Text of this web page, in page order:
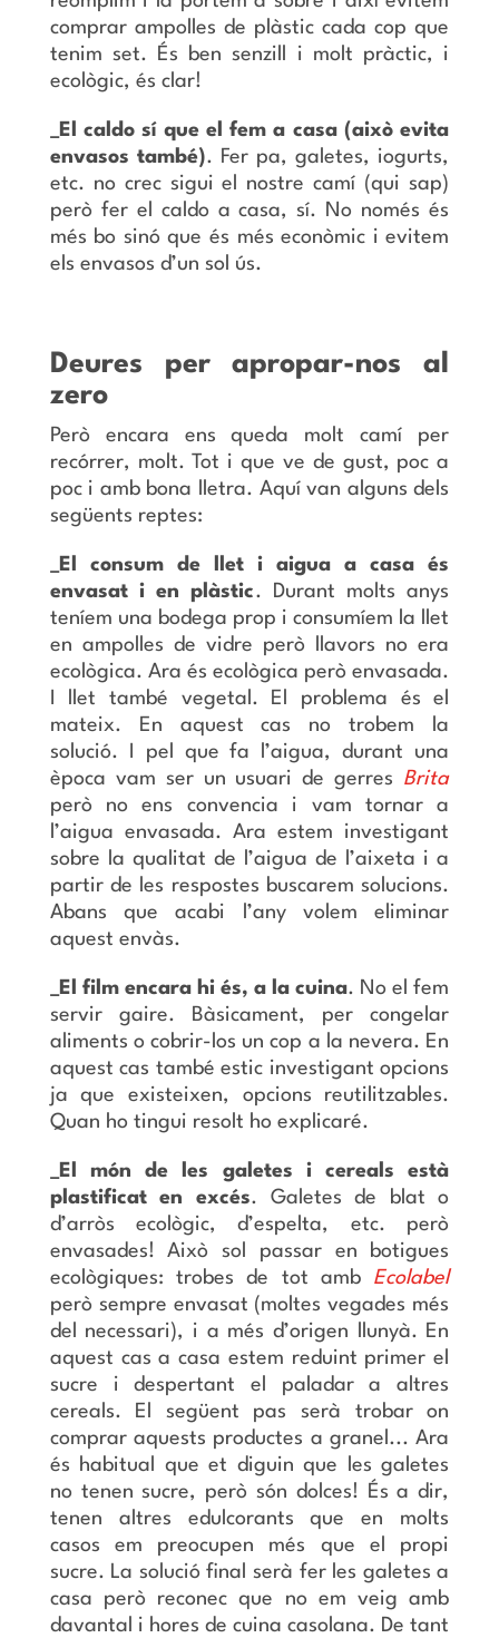
comprar ampolles de plàstic cada cop que
tenim set. És ben senzill i molt pràctic, i
ecològic, és clar!
_El caldo sí que el fem a casa (això evita
envasos també). Fer pa, galetes, iogurts,
etc. no crec sigui el nostre camí (qui sap)
però fer el caldo a casa, sí. No només és
més bo sinó que és més econòmic i evitem
els envasos d’un sol ús.
Deures per apropar-nos al
zero
Però encara ens queda molt camí per
recórrer, molt. Tot i que ve de gust, poc a
poc i amb bona lletra. Aquí van alguns dels
següents reptes:
_El consum de llet i aigua a casa és
envasat i en plàstic. Durant molts anys
teníem una bodega prop i consumíem la llet
en ampolles de vidre però llavors no era
ecològica. Ara és ecològica però envasada.
I llet també vegetal. El problema és el
mateix. En aquest cas no trobem la
solució. I pel que fa l’aigua, durant una
època vam ser un usuari de gerres Brita
però no ens convencia i vam tornar a
l’aigua envasada. Ara estem investigant
sobre la qualitat de l’aigua de l’aixeta i a
partir de les respostes buscarem solucions.
Abans que acabi l’any volem eliminar
aquest envàs.
_El film encara hi és, a la cuina. No el fem
servir gaire. Bàsicament, per congelar
aliments o cobrir-los un cop a la nevera. En
aquest cas també estic investigant opcions
ja que existeixen, opcions reutilitzables.
Quan ho tingui resolt ho explicaré.
_El món de les galetes i cereals està
plastificat en excés. Galetes de blat o
d’arròs ecològic, d’espelta, etc. però
envasades! Això sol passar en botigues
ecològiques: trobes de tot amb Ecolabel
però sempre envasat (moltes vegades més
del necessari), i a més d’origen llunyà. En
aquest cas a casa estem reduint primer el
sucre i despertant el paladar a altres
cereals. El següent pas serà trobar on
comprar aquests productes a granel... Ara
és habitual que et diguin que les galetes
no tenen sucre, però són dolces! És a dir,
tenen altres edulcorants que en molts
casos em preocupen més que el propi
sucre. La solució final serà fer les galetes a
casa però reconec que no em veig amb
davantal i hores de cuina casolana. De tant